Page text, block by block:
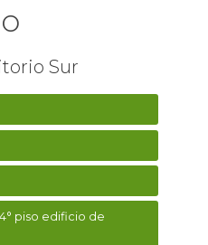
Sur
piso edificio de